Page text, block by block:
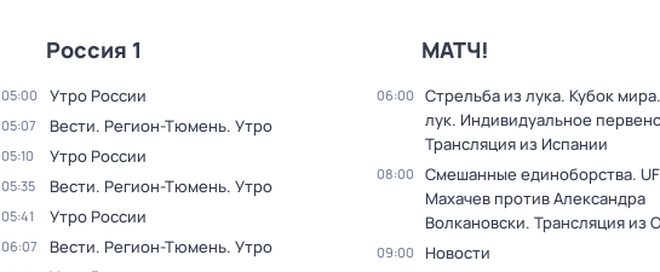
Россия 1
05:00 Утро России
05:07 Вести. Регион-Тюмень. Утро
05:10 Утро России
05:35 Вести. Регион-Тюмень. Утро
05:41 Утро России
06:07 Вести. Регион-Тюмень. Утро
МАТЧ!
06:00
Стрельба из лука. Кубок
лук. Индивидуальное
Трансляция из Испании
08:00
Смешанные единоборства.
Махачев против Александра
Волкановски. Трансляция из
09:00 Новости